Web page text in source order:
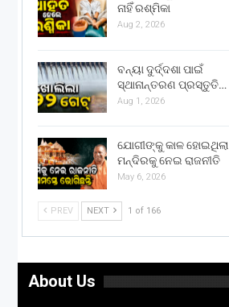
ନାହିଁ ରଶ୍ମିକା
Aug 2, 2026
ବନ୍ୟା ଦୁର୍ଦ୍ଦଶା ପାଇଁ
ସ୍ଥାନାନ୍ତରଣ ପ୍ରସ୍ତୁତି…
Aug 1, 2026
ଯୋଗୀଙ୍କୁ କାଳ ହୋଇଥିଲା
ମନ୍ଦିରକୁ ନେଇ ରାଜନୀତି
May 6, 2026
PREV NEXT 1 of 166
About Us